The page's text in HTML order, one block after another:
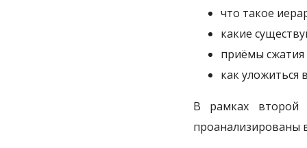
что такое
какие
приёмы сжатия
как уложиться
В рамках второй
проанализированы